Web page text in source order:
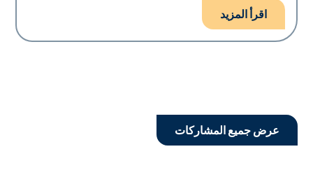
اقرأ المزيد
عرض جميع المشاركات